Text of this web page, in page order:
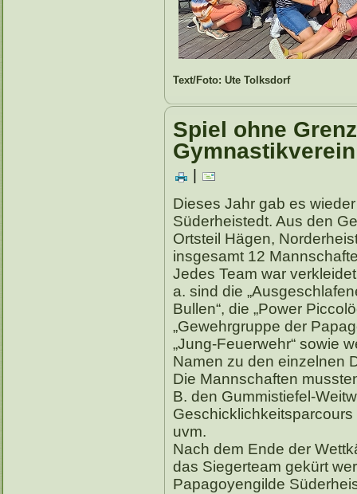
Text/Foto: Ute Tolksdorf
Spiel ohne
|
Dieses Jahr gab es
Süderheistedt. Aus den
Ortsteil Hägen,
insgesamt 12
Jedes Team war
a. sind die
Bullen“, die „Power
„Gewehrgruppe der
„Jung-Feuerwehr“ sowie
Namen zu den einzelnen
Die Mannschaften
B. den Gummistiefel-
uvm.
Nach dem Ende der
das Siegerteam gekürt
Papagoyengilde